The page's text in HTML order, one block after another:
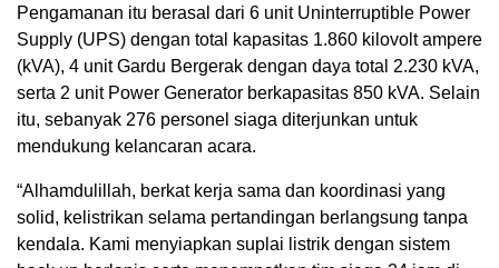
Pengamanan itu berasal dari 6 unit Uninterruptible Power
Supply (UPS) dengan total kapasitas 1.860 kilovolt ampere
(kVA), 4 unit Gardu Bergerak dengan daya total 2.230 kVA,
serta 2 unit Power Generator berkapasitas 850 kVA. Selain
itu, sebanyak 276 personel siaga diterjunkan untuk
mendukung kelancaran acara.
“Alhamdulillah, berkat kerja sama dan koordinasi yang
solid, kelistrikan selama pertandingan berlangsung tanpa
kendala. Kami menyiapkan suplai listrik dengan sistem